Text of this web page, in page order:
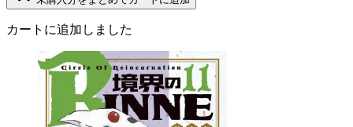
カートに追加しました